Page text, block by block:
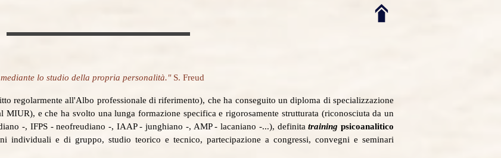
lo studio della propria personalità." S. Freud
regolarmente all'Albo professionale di riferimento), che ha conseguito un diploma di specializzazione
MIUR), e che ha svolto una lunga formazione specifica e rigorosamente strutturata (riconosciuta da un
-, IFPS - neofreudiano -, IAAP - junghiano -, AMP - lacaniano -...), definitatraining psicoanalitico
individuali e di gruppo, studio teorico e tecnico, partecipazione a congressi, convegni e seminari